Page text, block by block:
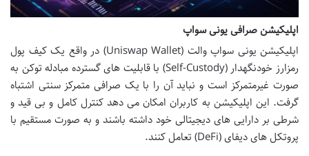
اپلیکیشن صرافی یونی سواپ
اپلیکیشن یونی سواپ والت (Uniswap Wallet) در واقع یک کیف پول
رمزارز خودنگهدار (Self-Custody) با قابلیت های گسترده مبادله توکن به
صورت غیرمتمرکز است و نباید آن را با یک صرافی متمرکز سنتی اشتباه
گرفت. این اپلیکیشن به کاربران امکان می دهد کنترل کامل و بی قید و
شرطی بر دارایی های دیجیتالی خود داشته باشند و به صورت مستقیم با
پروتکل های دیفای (DeFi) تعامل کنند.